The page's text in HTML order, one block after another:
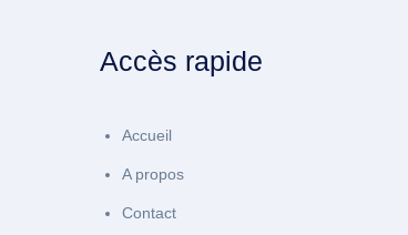
Accès rapide
Accueil
A propos
Contact